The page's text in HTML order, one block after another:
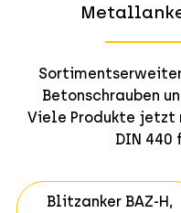
Betonschrauben
Viele Produkte jetzt
DIN 440
Blitzanker BAZ-H,